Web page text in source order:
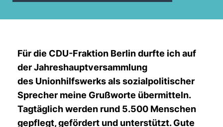
Für die CDU-Fraktion Berlin durfte ich auf
der Jahreshauptversammlung
des Unionhilfswerks als sozialpolitischer
Sprecher meine Grußworte übermitteln.
Tagtäglich werden rund 5.500 Menschen
gepflegt, gefördert und unterstützt. Gute